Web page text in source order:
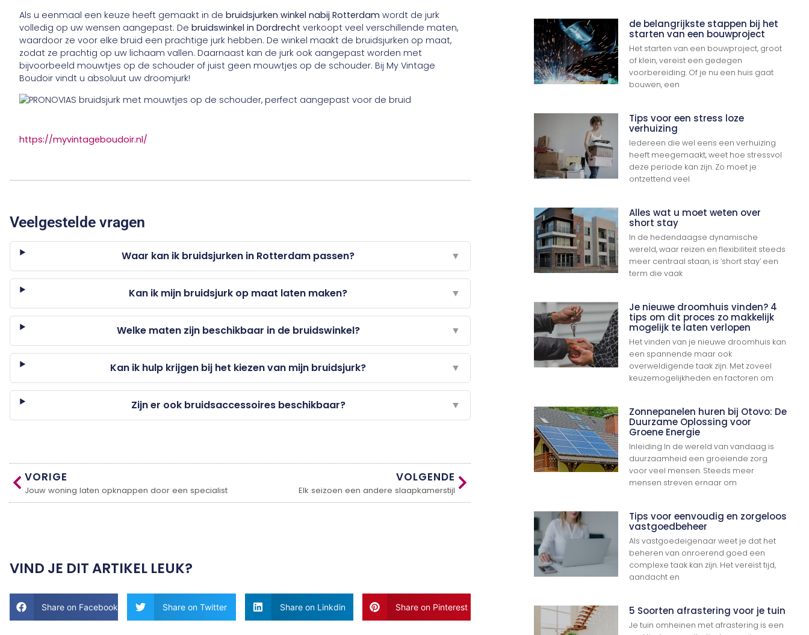
Ga Naar Boven
Als u eenmaal een keuze heeft gemaakt in debruidsjurken winkel nabij Rotterdam wordt de jurk
volledig op uw wensen aangepast. Debruidswinkel in Dordrecht verkoopt veel verschillende maten,
waardoor ze voor elke bruid een prachtige jurk hebben. De winkel maakt de bruidsjurken op maat,
zodat ze prachtig op uw lichaam vallen. Daarnaast kan de jurk ook aangepast worden met
bijvoorbeeld mouwtjes op de schouder of juist geen mouwtjes op de schouder. Bij My Vintage
Boudoir vindt u absoluut uw droomjurk!
https://myvintageboudoir.nl/
Veelgestelde vragen
Waar kan ik bruidsjurken in Rotterdam passen? ▼
Kan ik mijn bruidsjurk op maat laten maken? ▼
Welke maten zijn beschikbaar in de bruidswinkel? ▼
Kan ik hulp krijgen bij het kiezen van mijn bruidsjurk? ▼
Zijn er ook bruidsaccessoires beschikbaar? ▼
VORIGE
Jouw woning laten opknappen door een specialist
VOLGENDE
Elk seizoen een andere slaapkamerstijl
VIND JE DIT ARTIKEL LEUK?
Share on Facebook Share on Twitter Share on Linkdin Share on Pinterest
de belangrijkste stappen bij het
starten van een bouwproject
Het starten van een bouwproject, groot
of klein, vereist een gedegen
voorbereiding. Of je nu een huis gaat
bouwen, een
Tips voor een stress loze
verhuizing
Iedereen die wel eens een verhuizing
heeft meegemaakt, weet hoe stressvol
deze periode kan zijn. Zo moet je
ontzettend veel
Alles wat u moet weten over
short stay
In de hedendaagse dynamische
wereld, waar reizen en flexibiliteit steeds
meer centraal staan, is ‘short stay’ een
term die vaak
Je nieuwe droomhuis vinden? 4
tips om dit proces zo makkelijk
mogelijk te laten verlopen
Het vinden van je nieuwe droomhuis kan
een spannende maar ook
overweldigende taak zijn. Met zoveel
keuzemogelijkheden en factoren om
Zonnepanelen huren bij Otovo: De
Duurzame Oplossing voor
Groene Energie
Inleiding In de wereld van vandaag is
duurzaamheid een groeiende zorg
voor veel mensen. Steeds meer
mensen streven ernaar om
Tips voor eenvoudig en zorgeloos
vastgoedbeheer
Als vastgoedeigenaar weet je dat het
beheren van onroerend goed een
complexe taak kan zijn. Het vereist tijd,
aandacht en
5 Soorten afrastering voor je tuin
Je tuin omheinen met afrastering is een